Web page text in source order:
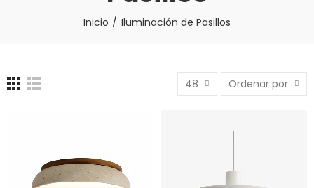
Inicio Iluminación de Pasillos
48 Ordenar por